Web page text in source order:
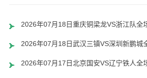
2026年07月18日重庆铜梁龙VS浙江队全
2026年07月18日武汉三镇VS深圳新鹏城
2026年07月17日北京国安VS辽宁铁人全